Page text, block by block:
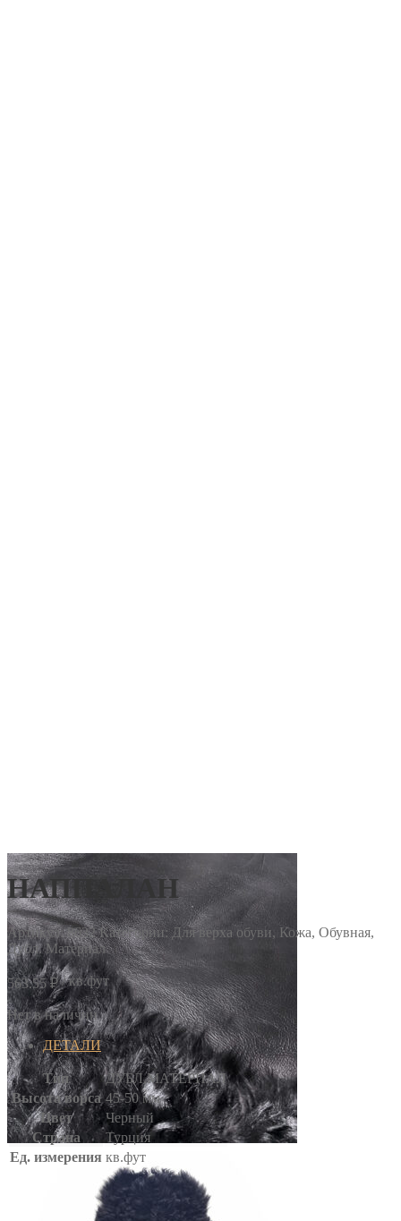
НАППАЛАН
Артикул:8632 Категории: Для верха обуви, Кожа, Обувная,
Дубл. Материал
563.55₽/ кв.фут
Нет в наличии
ДЕТАЛИ
Тип
ДУБЛ.МАТЕРИАЛ
Высота ворса 45-50 мм
Цвет
Черный
Страна
Турция
Ед. измерения кв.фут